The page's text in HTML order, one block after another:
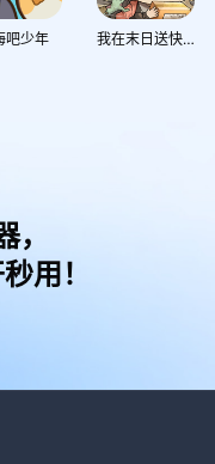
吧少年 我在末日送快递
用！